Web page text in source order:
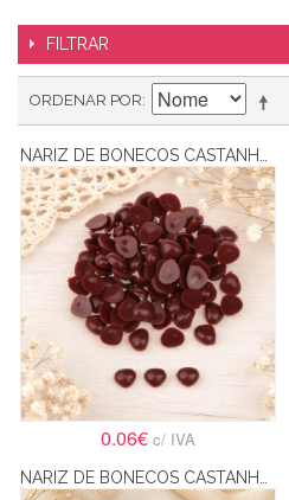
FILTRAR
ORDENAR POR
0.06€c/ IVA
NARIZ DE BONECOS CASTANHO TRIÂNGULAR PARA COLAR 6X8MM